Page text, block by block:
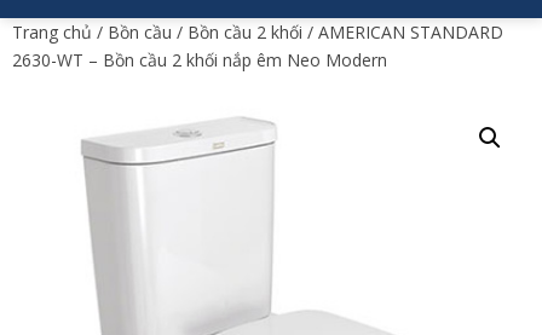
Trang chủ / Bồn cầu / Bồn cầu 2 khối / AMERICAN STANDARD
2630-WT – Bồn cầu 2 khối nắp êm Neo Modern